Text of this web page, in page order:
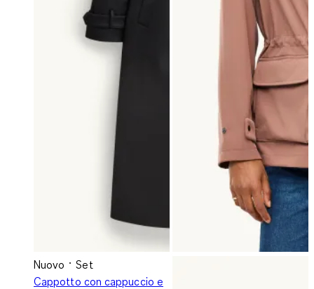
Nuovo
Set
Cappotto con cappuccio e